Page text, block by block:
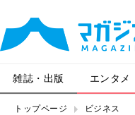
雑誌・出版 エンタメ
トップページ ビジネス